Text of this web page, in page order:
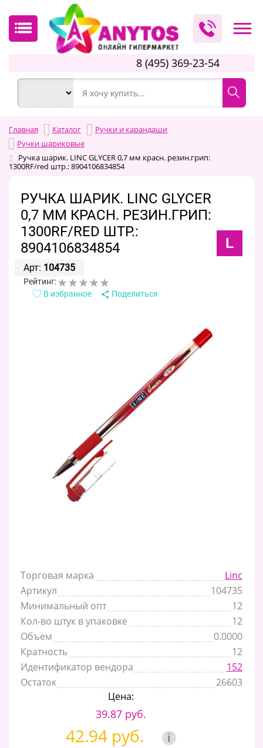
8 (495) 369-23-54
Главная Каталог
Ручки и карандаши
Ручки шариковые
Ручка шарик. LINC GLYCER 0,7 мм красн. резин.грип:
1300RF/red штр.: 8904106834854
РУЧКА ШАРИК. LINC GLYCER
0,7 ММ КРАСН. РЕЗИН.ГРИП:
1300RF/RED ШТР.:
8904106834854
L
Арт: 104735
Рейтинг:
В избранное
Поделиться
Торговая марка
Linc
Артикул
104735
Минимальный опт
12
Кол-во штук в упаковке
12
Объем
0.0000
Кратность
12
Идентификатор вендора
152
Остаток
26603
Цена:
39.87 руб.
42.94 руб. i